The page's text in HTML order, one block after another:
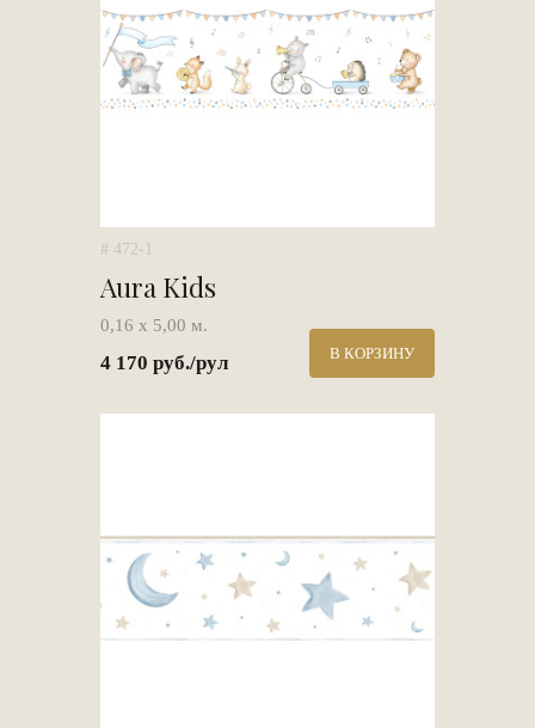
# 472-1
Aura Kids
0,16 х 5,00 м.
4 170 руб./рул В КОРЗИНУ